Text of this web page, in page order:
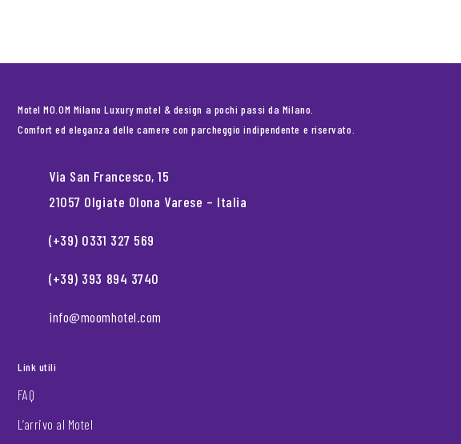
Motel MO.OM Milano Luxury motel & design a pochi passi da Milano.
Comfort ed eleganza delle camere con parcheggio indipendente e riservato.
Via San Francesco, 15
21057 Olgiate Olona Varese – Italia
(+39) 0331 327 569
(+39) 393 894 3740
info@moomhotel.com
Link utili
FAQ
L’arrivo al Motel